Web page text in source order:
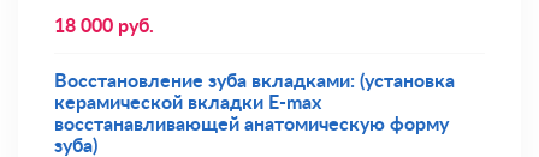
18 000 руб.
Восстановление зуба вкладками: (установка
керамической вкладки E-max
восстанавливающей анатомическую форму
зуба)